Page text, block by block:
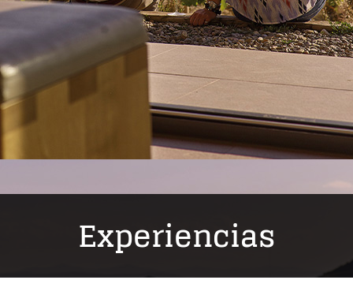
Experiencias